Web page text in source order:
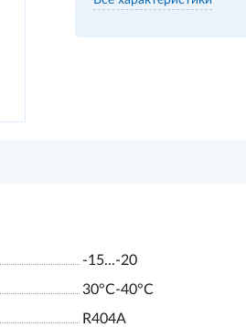
-15...-20
30°С-40°С
R404A